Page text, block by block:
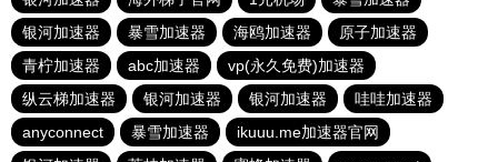
银河加速器
暴雪加速器 海鸥加速器
原子加速器
青柠加速器
abc加速器
vp(永久免费)加速器
纵云梯加速器
银河加速器 银河加速器
哇哇加速器
anyconnect
暴雪加速器
ikuuu.me加速器官网